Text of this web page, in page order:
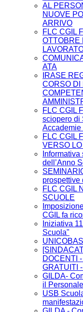
AL
NUOVE
ARRIVO
FLC CGIL
OTTOBRE
ATA
IRASE
CORSO DI
FLC CGIL
sciopero di
Accademie
FLC CGIL
VERSO
dell’Anno
prospettive
FLC CGIL
SCUOLE
CGIL fa
Iniziativa
Scuola"
DOCENTI
GRATUITI
GILDA-
il
USB